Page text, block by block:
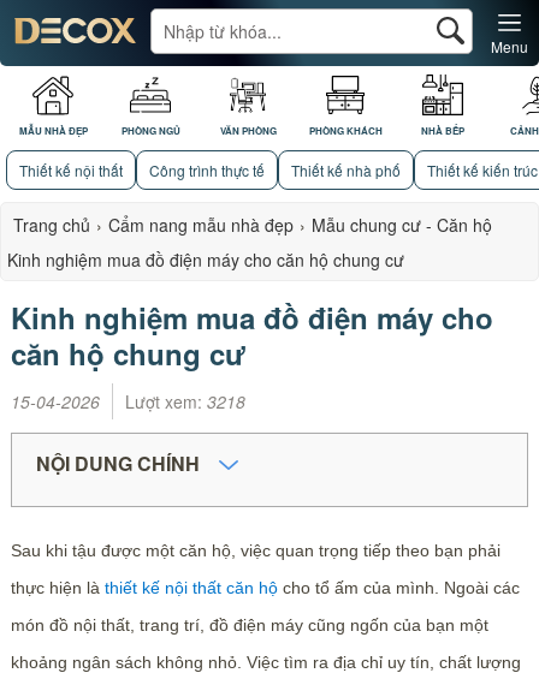
MẪU NHÀ ĐẸP PHÒNG NGỦ VĂN PHÒNG PHÒNG KHÁCH NHÀ BẾP
Menu
Thiết kế nội thất Công trình thực tế Thiết kế nhà phố Thiết kế kiến trúc
Trang chủ › Cẩm nang mẫu nhà đẹp › Mẫu chung cư - Căn hộ
Kinh nghiệm mua đồ điện máy cho căn hộ chung cư
Kinh nghiệm mua đồ điện máy cho
căn hộ chung cư
15-04-2026 Lượt xem: 3218
NỘI DUNG CHÍNH
Sau khi tậu được một căn hộ, việc quan trọng tiếp theo bạn phải
thực hiện là thiết kế nội thất căn hộcho tổ ấm của mình. Ngoài các
món đồ nội thất, trang trí, đồ điện máy cũng ngốn của bạn một
khoảng ngân sách không nhỏ. Việc tìm ra địa chỉ uy tín, chất lượng